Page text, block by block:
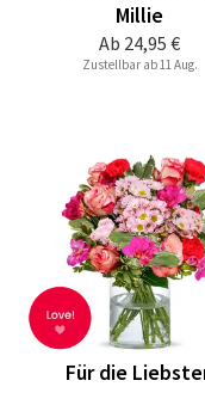
Ab 24,95 €
Millie
Zustellbar ab 11 Aug.
Für die